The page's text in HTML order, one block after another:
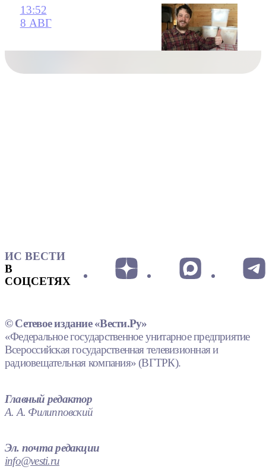
13:52
8 АВГ
ИС ВЕСТИ
В
СОЦСЕТЯХ
© Сетевое издание «Вести.Ру»
«Федеральное государственное унитарное предприятие
Всероссийская государственная телевизионная и
радиовещательная компания» (ВГТРК).
Главный редактор
А. А. Филипповский
Эл. почта редакции
info@vesti.ru